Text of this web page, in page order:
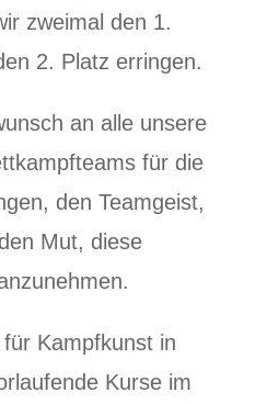
zweimal den 1.
2. Platz erringen.
an alle unsere
für die
den Teamgeist,
Mut, diese
Kampfkunst in
Kurse im